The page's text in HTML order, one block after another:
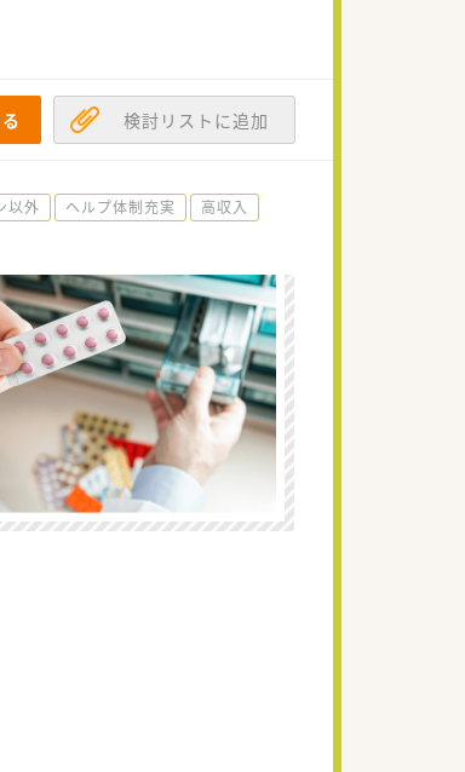
検討リストに追加
以外 ヘルプ体制充実
高収入